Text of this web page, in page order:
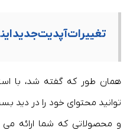
تغییرات آپدیت جدید
همان طور که گفته شد، با
توانید محتوای خود را در دید
و محصولاتی که شما ارائه